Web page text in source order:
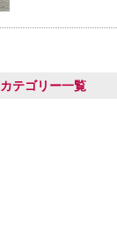
カテゴリー一覧